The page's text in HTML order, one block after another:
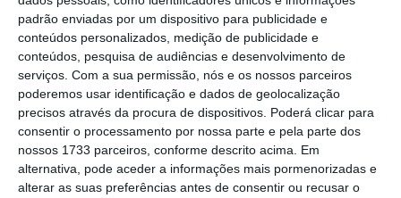
padrão enviadas por um dispositivo para publicidade e
conteúdos personalizados, medição de publicidade e
conteúdos, pesquisa de audiências e desenvolvimento de
serviços. Com a sua permissão, nós e os nossos parceiros
poderemos usar identificação e dados de geolocalização
precisos através da procura de dispositivos. Poderá clicar para
consentir o processamento por nossa parte e pela parte dos
nossos 1733 parceiros, conforme descrito acima. Em
alternativa, pode aceder a informações mais pormenorizadas e
alterar as suas preferências antes de consentir ou recusar o
conferência de imprensa que seguiu a reunião
de Conselho de Ministros.
Governo quer negociar lei laboral “com todos” os
partidos
Ler Mais